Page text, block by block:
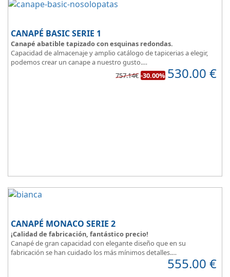
CANAPÉ BASIC SERIE 1
Canapé abatible tapizado con esquinas redondas.
Capacidad de almacenaje y amplio catálogo de tapicerias a elegir,
podemos crear un canape a nuestro gusto.
Diseño, elegancia y funcionalidad se unen para ofrecerte la base del
757.14€ -30.00% 530.00 €
CANAPÉ MONACO SERIE 2
¡Calidad de fabricación, fantástico precio!
Canapé de gran capacidad con elegante diseño que en su
fabricación se han cuidado los más mínimos detalles.
Dispone de un amplio catálogo de tapicerias y polipieles a elegir,
personalizar a tu gusto todos los detalles y de
555.00 €